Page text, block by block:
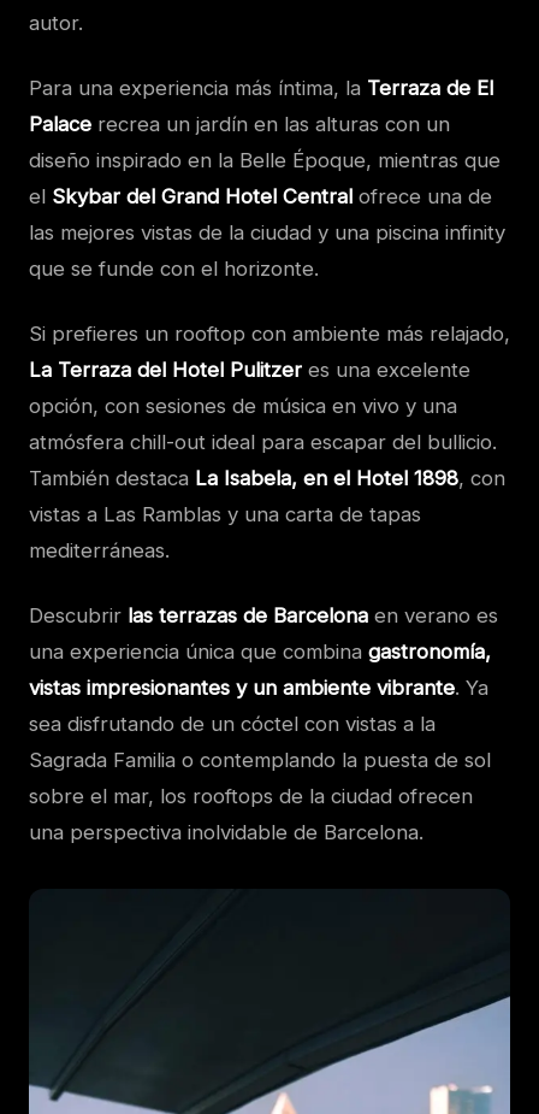
autor.
Para una experiencia más íntima, la Terraza de El
Palace recrea un jardín en las alturas con un
diseño inspirado en la Belle Époque, mientras que
el Skybar del Grand Hotel Central ofrece una de
las mejores vistas de la ciudad y una piscina infinity
que se funde con el horizonte.
Si prefieres un rooftop con ambiente más relajado,
La Terraza del Hotel Pulitzer es una excelente
opción, con sesiones de música en vivo y una
atmósfera chill-out ideal para escapar del bullicio.
También destaca La Isabela, en el Hotel 1898, con
vistas a Las Ramblas y una carta de tapas
mediterráneas.
Descubrir las terrazas de Barcelona en verano es
una experiencia única que combina gastronomía,
vistas impresionantes y un ambiente vibrante. Ya
sea disfrutando de un cóctel con vistas a la
Sagrada Familia o contemplando la puesta de sol
sobre el mar, los rooftops de la ciudad ofrecen
una perspectiva inolvidable de Barcelona.